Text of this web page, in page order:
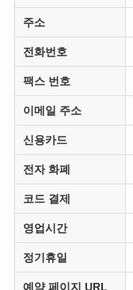
주소
전화번호
팩스 번호
이메일 주소
신용카드
전자 화폐
코드 결제
영업시간
정기휴일
예약 페이지 URL